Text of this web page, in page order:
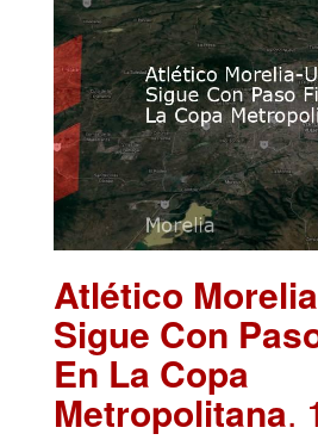
Atlético
Sigue Con
En La Copa
Metropolitana.